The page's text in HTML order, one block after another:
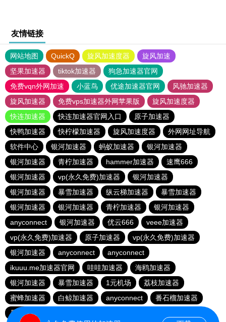
友情链接
网站地图 QuickQ 旋风加速度器
旋风加速
坚果加速器
tiktok加速器
狗急加速器官网
免费vqn外网加速
小蓝鸟 优途加速器官网
风驰加速器
旋风加速器
免费vps加速器外网苹果版
旋风加速度器
快连加速器
快连加速器官网入口
原子加速器
快鸭加速器
快柠檬加速器 旋风加速度器
外网网址导航
软件中心
银河加速器 蚂蚁加速器
银河加速器
银河加速器
青柠加速器 hammer加速器
速鹰666
银河加速器
vp(永久免费)加速器
银河加速器
银河加速器
暴雪加速器 纵云梯加速器
暴雪加速器
银河加速器
银河加速器 青柠加速器
银河加速器
anyconnect
银河加速器 优云666
veee加速器
vp(永久免费)加速器
原子加速器
vp(永久免费)加速器
银河加速器
anyconnect
anyconnect
ikuuu.me加速器官网
哇哇加速器
海鸥加速器
银河加速器
暴雪加速器 1元机场
荔枝加速器
蜜蜂加速器
白鲸加速器 anyconnect
番石榴加速器
暴雪加速器